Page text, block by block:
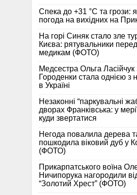
Спека до +31 °C та грози:
погода на вихідних на
На горі Синяк стало зле
Києва: рятувальники
медикам (ФОТО)
Медсестра Ольга Ласійчук
Городенки стала однією з
в Україні
Незаконні “паркувальні
дворах Франківська: у
куди звертатися
Негода повалила дерева
пошкодила віковий дуб у
(ФОТО)
Прикарпатського воїна
Ничипорука нагородили
“Золотий Хрест” (ФОТО)